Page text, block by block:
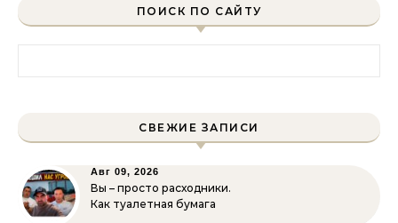
ПОИСК ПО САЙТУ
СВЕЖИЕ ЗАПИСИ
Авг 09, 2026
Вы – просто расходники.
Как туалетная бумага